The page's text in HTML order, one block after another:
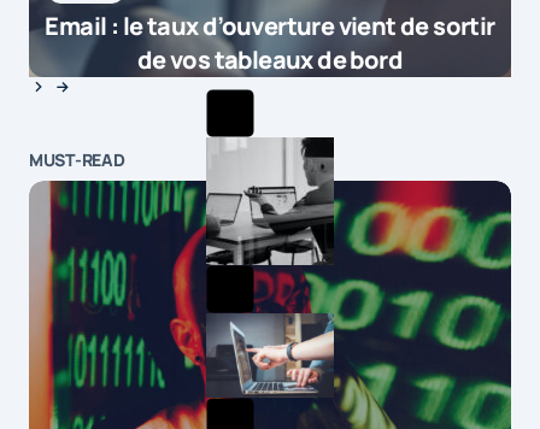
Email : le taux d’ouverture vient de sortir
de vos tableaux de bord
MUST-READ